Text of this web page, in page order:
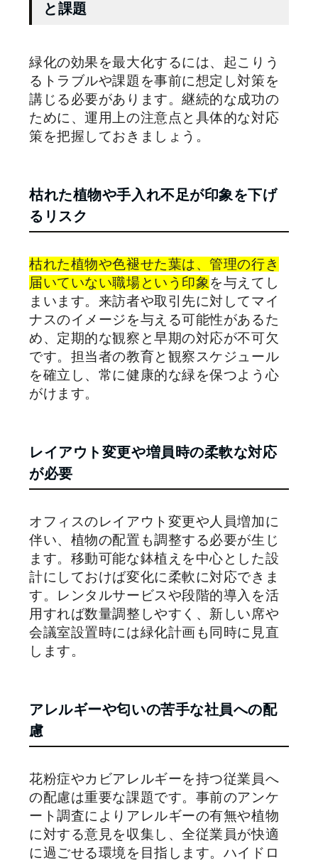
と課題
緑化の効果を最大化するには、起こりう
るトラブルや課題を事前に想定し対策を
講じる必要があります。継続的な成功の
ために、運用上の注意点と具体的な対応
策を把握しておきましょう。
枯れた植物や手入れ不足が印象を下げ
るリスク
枯れた植物や色褪せた葉は、管理の行き
届いていない職場という印象 を与えてし
まいます。来訪者や取引先に対してマイ
ナスのイメージを与える可能性があるた
め、定期的な観察と早期の対応が不可欠
です。担当者の教育と観察スケジュール
を確立し、常に健康的な緑を保つよう心
がけます。
レイアウト変更や増員時の柔軟な対応
が必要
オフィスのレイアウト変更や人員増加に
伴い、植物の配置も調整する必要が生じ
ます。移動可能な鉢植えを中心とした設
計にしておけば変化に柔軟に対応できま
す。レンタルサービスや段階的導入を活
用すれば数量調整しやすく、新しい席や
会議室設置時には緑化計画も同時に見直
します。
アレルギーや匂いの苦手な社員への配
慮
花粉症やカビアレルギーを持つ従業員へ
の配慮は重要な課題です。事前のアンケ
ート調査によりアレルギーの有無や植物
に対する意見を収集し、全従業員が快適
に過ごせる環境を目指します。ハイドロ